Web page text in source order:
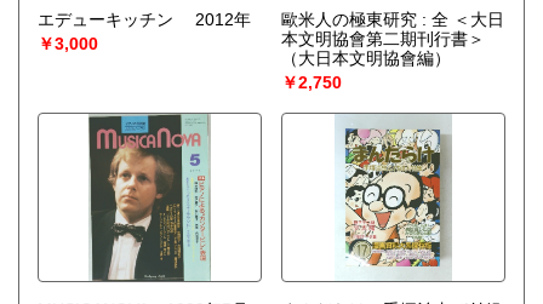
エデューキッチン 2012年
￥3,000
歐米人の極東研究 : 全 ＜大日
本文明協會第二期刊行書＞
（大日本文明協會編）
￥2,750